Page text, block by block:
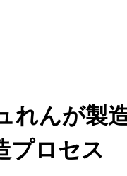
れんが製
プロセス